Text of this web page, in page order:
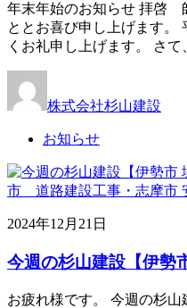
年末年始のお知らせ 拝啓
ととお喜び申し上げます。
くお礼申し上げます。 さ
株式会社杉山建設
お知らせ
2024年12月21日
今週の杉山建設【伊勢
お疲れ様です。 今週の杉